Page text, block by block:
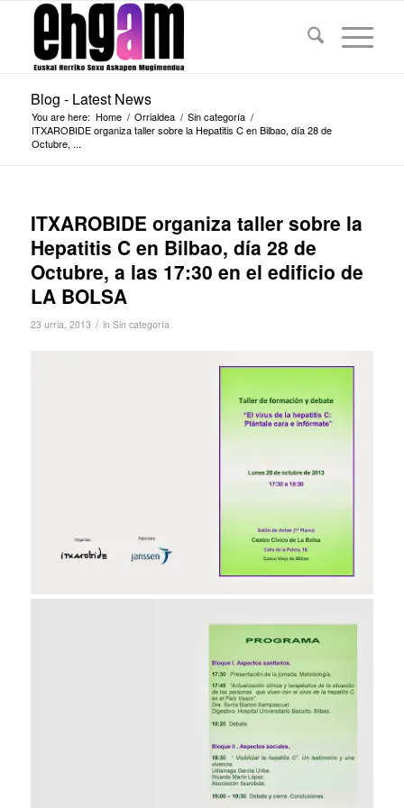
Blog - Latest News
You are here: Home / Orrialdea / Sin categoría /
ITXAROBIDE organiza taller sobre la Hepatitis C en Bilbao, día 28 de
Octubre, ...
ITXAROBIDE organiza taller sobre la
Hepatitis C en Bilbao, día 28 de
Octubre, a las 17:30 en el edificio de
LA BOLSA
23 urria, 2013 / in Sin categoría